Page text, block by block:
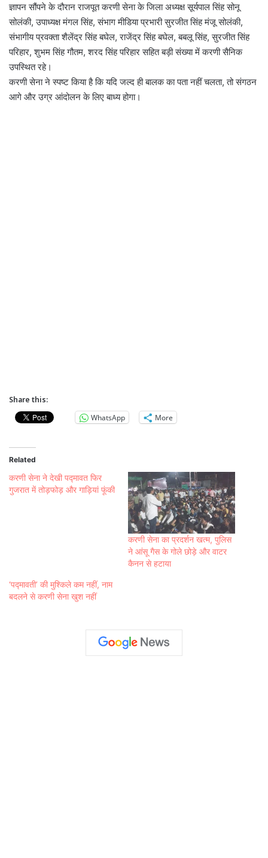
ज्ञापन सौंपने के दौरान राजपूत करणी सेना के जिला अध्यक्ष सूर्यपाल सिंह सोनू
सोलंकी, उपाध्यक्ष मंगल सिंह, संभाग मीडिया प्रभारी सुरजीत सिंह मंजू सोलंकी,
संभागीय प्रवक्ता शैलेंद्र सिंह बघेल, राजेंद्र सिंह बघेल, बबलू सिंह, सुरजीत सिंह
परिहार, शुभम सिंह गौतम, शरद सिंह परिहार सहित बड़ी संख्या में करणी सैनिक
उपस्थित रहे।
करणी सेना ने स्पष्ट किया है कि यदि जल्द ही बालक का पता नहीं चलता, तो संगठन
आगे और उग्र आंदोलन के लिए बाध्य होगा।
Share this:
WhatsApp
More
Related
करणी सेना ने देखी पद्मावत फिर
गुजरात में तोड़फोड़ और गाड़ियां फूंकी
करणी सेना का प्रदर्शन खत्म, पुलिस
ने आंसू गैस के गोले छोड़े और वाटर
कैनन से हटाया
‘पद्मावती’ की मुश्किले कम नहीं, नाम
बदलने से करणी सेना खुश नहीं